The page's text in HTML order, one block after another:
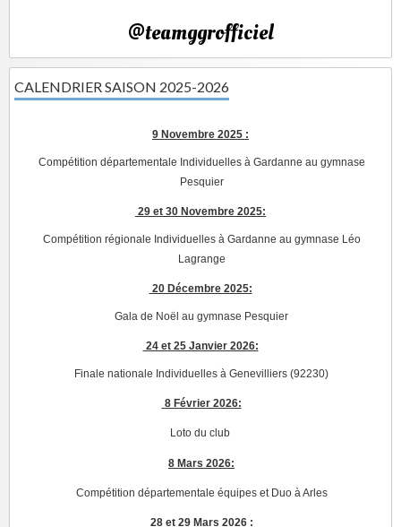
@teamggrofficiel
CALENDRIER SAISON 2025-2026
9 Novembre 2025 :
Compétition départementale Individuelles à Gardanne au gymnase
Pesquier
29 et 30 Novembre 2025:
Compétition régionale Individuelles à Gardanne au gymnase Léo
Lagrange
20 Décembre 2025:
Gala de Noël au gymnase Pesquier
24 et 25 Janvier 2026:
Finale nationale Individuelles à Genevilliers (92230)
8 Février 2026:
Loto du club
8 Mars 2026:
Compétition départementale équipes et Duo à Arles
28 et 29 Mars 2026 :